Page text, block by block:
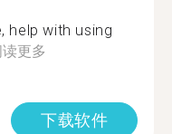
help with using
读更多
下载软件